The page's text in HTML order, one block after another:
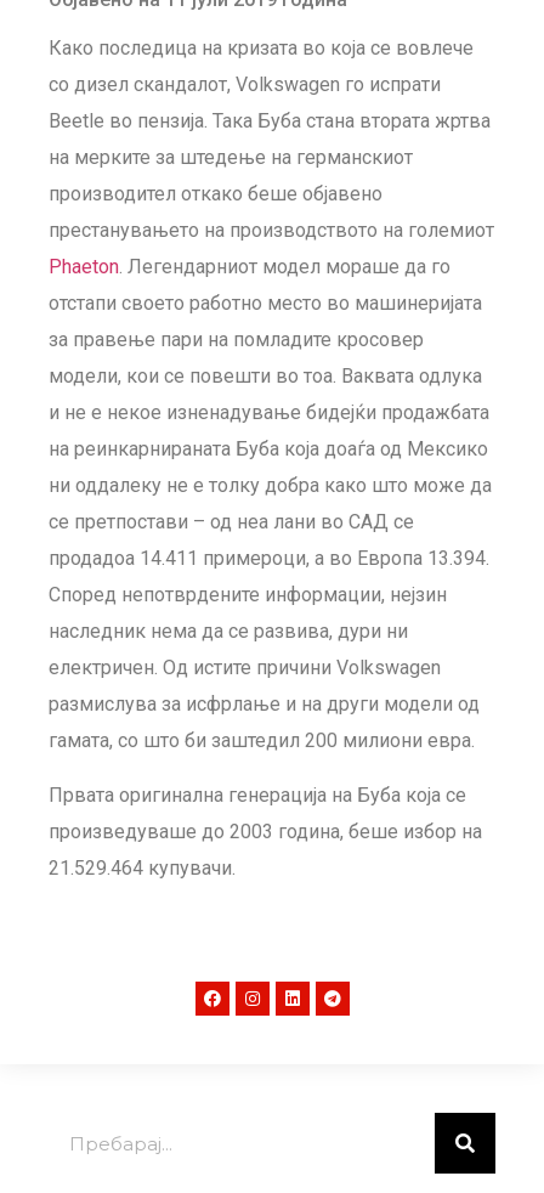
Како последица на кризата во која се вовлече
со дизел скандалот, Volkswagen го испрати
Beetle во пензија. Така Буба стана втората жртва
на мерките за штедење на германскиот
производител откако беше објавено
престанувањето на производството на големиот
Phaeton. Легендарниот модел мораше да го
отстапи своето работно место во машинеријата
за правење пари на помладите кросовер
модели, кои се повешти во тоа. Ваквата одлука
и не е некое изненадување бидејќи продажбата
на реинкарнираната Буба која доаѓа од Мексико
ни оддалеку не е толку добра како што може да
се претпостави – од неа лани во САД се
продадоа 14.411 примероци, а во Европа 13.394.
Според непотврдените информации, нејзин
наследник нема да се развива, дури ни
електричен. Од истите причини Volkswagen
размислува за исфрлање и на други модели од
гамата, со што би заштедил 200 милиони евра.
Првата оригинална генерација на Буба која се
произведуваше до 2003 година, беше избор на
21.529.464 купувачи.